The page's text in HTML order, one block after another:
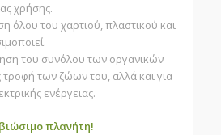
χρήσης.
όλου του χαρτιού, πλαστικού και
του συνόλου των οργανικών
των ζώων του, αλλά και για
ενέργειας.
βιώσιμο πλανήτη!